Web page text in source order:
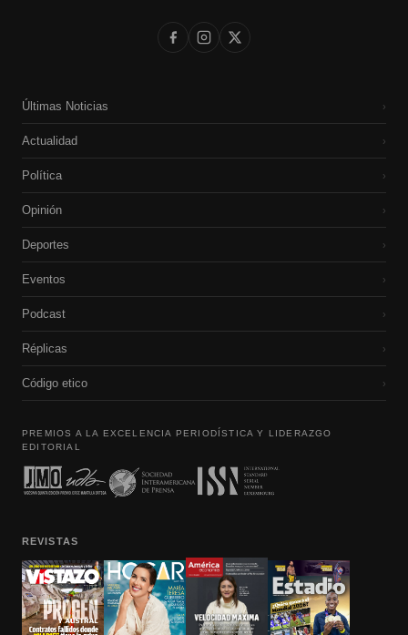
Últimas Noticias ›
Actualidad ›
Política ›
Opinión ›
Deportes ›
Eventos ›
Podcast ›
Réplicas ›
Código etico ›
PREMIOS A LA EXCELENCIA PERIODÍSTICA Y LIDERAZGO
EDITORIAL
REVISTAS